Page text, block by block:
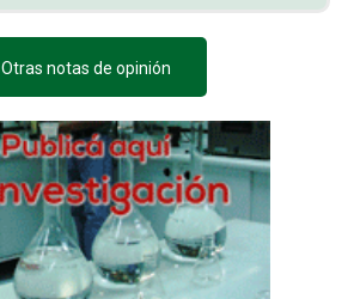
Otras notas de opinión